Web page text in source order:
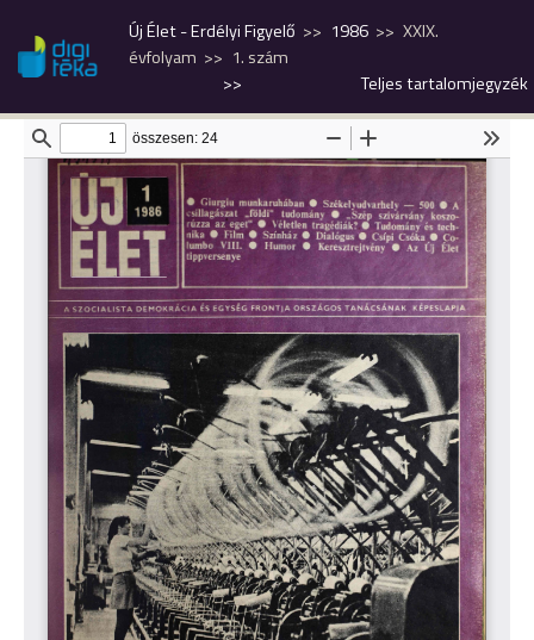
Új Élet - Erdélyi Figyelő 1986
XXIX.
évfolyam
1. szám
>>
Teljes tartalomjegyzék